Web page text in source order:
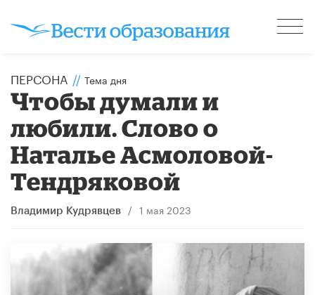
ПЕРСОНА // Тема дня
​Чтобы думали и
любили. Слово о
Наталье Асмоловой-
Тендряковой
Владимир Кудрявцев / 1 мая 2023